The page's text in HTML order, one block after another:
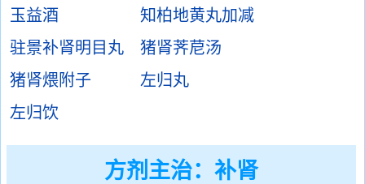
玉益酒
知柏地黄丸加减
驻景补肾明目丸
猪肾荠苨汤
猪肾煨附子
左归丸
左归饮
方剂主治： 补肾